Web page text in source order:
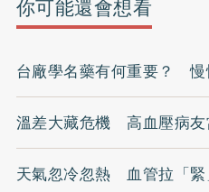
你可能還會想看
台廠學名藥有何重要？ 慢
溫差大藏危機 高血壓病友
天氣忽冷忽熱 血管拉「緊